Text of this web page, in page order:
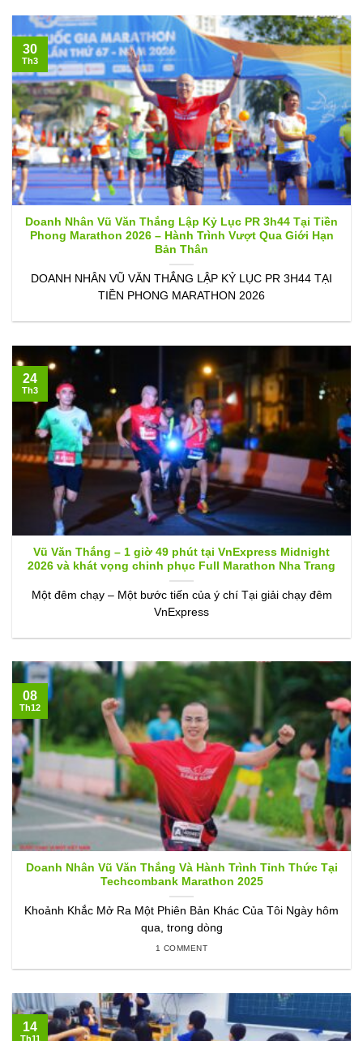
Doanh Nhân Vũ Văn Thắng Lập Kỷ Lục PR 3h44 Tại Tiền
Phong Marathon 2026 – Hành Trình Vượt Qua Giới Hạn
Bản Thân
DOANH NHÂN VŨ VĂN THẮNG LẬP KỶ LỤC PR 3H44 TẠI
TIỀN PHONG MARATHON 2026
30
Th3
Vũ Văn Thắng – 1 giờ 49 phút tại VnExpress Midnight
2026 và khát vọng chinh phục Full Marathon Nha Trang
Một đêm chạy – Một bước tiến của ý chí Tại giải chạy đêm
VnExpress
24
Th3
Doanh Nhân Vũ Văn Thắng Và Hành Trình Tỉnh Thức Tại
Techcombank Marathon 2025
Khoảnh Khắc Mở Ra Một Phiên Bản Khác Của Tôi Ngày hôm
qua, trong dòng
1 COMMENT
08
Th12
14
Th11